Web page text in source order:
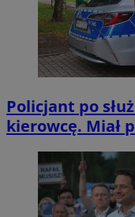
Policjant po
kierowcę. Miał